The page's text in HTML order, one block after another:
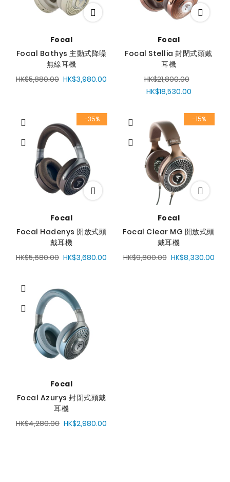
Focal
Focal Bathys 主動式降噪
無線耳機
HK$3,980.00
HK$5,880.00
Focal
Focal Stellia 封閉式頭戴
耳機
HK$18,530.00
HK$21,800.00
-35%
Focal
Focal Hadenys 開放式頭
戴耳機
HK$3,680.00
HK$5,680.00
-15%
Focal
Focal Clear MG 開放式頭
戴耳機
HK$8,330.00
HK$9,800.00
Focal
Focal Azurys 封閉式頭戴
耳機
HK$2,980.00
HK$4,280.00